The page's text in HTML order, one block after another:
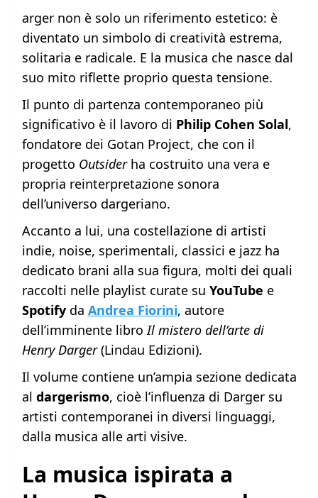
arger non è solo un riferimento estetico: è
diventato un simbolo di creatività estrema,
solitaria e radicale. E la musica che nasce dal
suo mito riflette proprio questa tensione.
Il punto di partenza contemporaneo più
significativo è il lavoro di Philip Cohen Solal,
fondatore dei Gotan Project, che con il
progetto Outsiderha costruito una vera e
propria reinterpretazione sonora
dell’universo dargeriano.
Accanto a lui, una costellazione di artisti
indie, noise, sperimentali, classici e jazz ha
dedicato brani alla sua figura, molti dei quali
raccolti nelle playlist curate su YouTube e
Spotifyda Andrea Fiorini, autore
dell’imminente libroIl mistero dell’arte di
Henry Darger(Lindau Edizioni).
Il volume contiene un’ampia sezione dedicata
al dargerismo, cioè l’influenza di Darger su
artisti contemporanei in diversi linguaggi,
dalla musica alle arti visive.
La musica ispirata a